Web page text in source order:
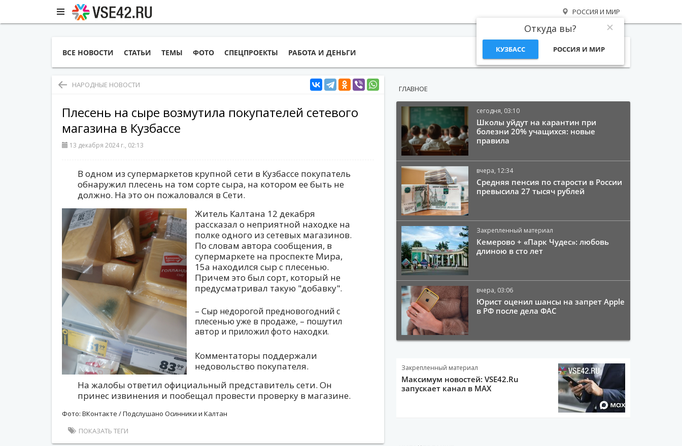
РОССИЯ И МИР
Откуда вы?
КУЗБАСС РОССИЯ И МИР
ВСЕ НОВОСТИ СТАТЬИ ТЕМЫ ФОТО СПЕЦПРОЕКТЫ РАБОТА И ДЕНЬГИ
НАРОДНЫЕ НОВОСТИ
Плесень на сыре возмутила покупателей сетевого
магазина в Кузбассе
13 декабря 2024 г., 02:13
В одном из супермаркетов крупной сети в Кузбассе покупатель
обнаружил плесень на том сорте сыра, на котором ее быть не
должно. На это он пожаловался в Сети.
Житель Калтана 12 декабря
рассказал о неприятной находке на
полке одного из сетевых магазинов.
По словам автора сообщения, в
супермаркете на проспекте Мира,
15а находился сыр с плесенью.
Причем это был сорт, который не
предусматривал такую "добавку".
– Сыр недорогой предновогодний с
плесенью уже в продаже, – пошутил
автор и приложил фото находки.
Комментаторы поддержали
недовольство покупателя.
На жалобы ответил официальный представитель сети. Он
принес извинения и пообещал провести проверку в магазине.
Фото: ВКонтакте / Подслушано Осинники и Калтан
ПОКАЗАТЬ ТЕГИ
ГЛАВНОЕ
сегодня, 03:10
Школы уйдут на карантин при
болезни 20% учащихся: новые
правила
вчера, 12:34
Средняя пенсия по старости в России
превысила 27 тысяч рублей
Закрепленный материал
Кемерово + «Парк Чудес»: любовь
длиною в сто лет
вчера, 03:06
Юрист оценил шансы на запрет Apple
в РФ после дела ФАС
Закрепленный материал
Максимум новостей: VSE42.Ru
запускает канал в MAX